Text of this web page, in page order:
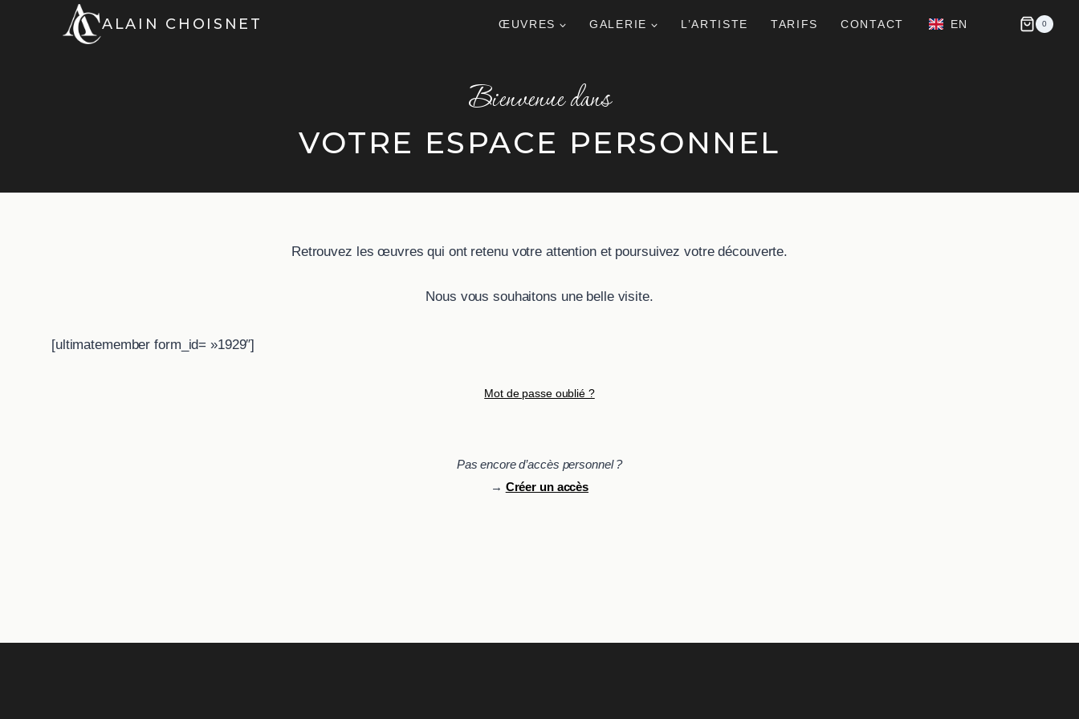
ALAIN CHOISNET ŒUVRES GALERIE L’ARTISTE TARIFS CONTACT EN 0
Bienvenue dans
VOTRE ESPACE PERSONNEL
Retrouvez les œuvres qui ont retenu votre attention et poursuivez votre découverte.
Nous vous souhaitons une belle visite.
[ultimatemember form_id= »1929″]
Mot de passe oublié ?
Pas encore d’accès personnel ?
→ Créer un accès